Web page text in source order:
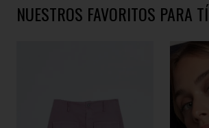
NUESTROS FAVORITOS PARA TÍ